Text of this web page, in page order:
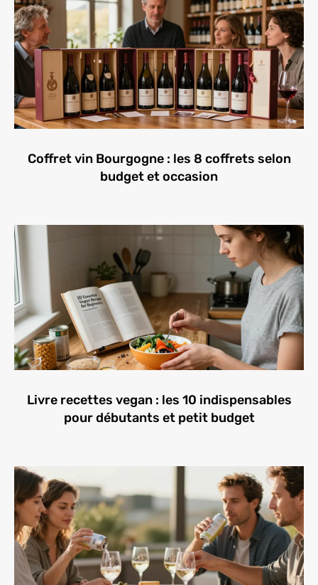
Coffret vin Bourgogne : les 8 coffrets selon
budget et occasion
Livre recettes vegan : les 10 indispensables
pour débutants et petit budget